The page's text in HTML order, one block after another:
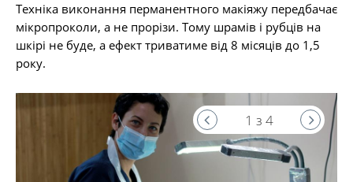
Техніка виконання перманентного макіяжу передбачає
мікропроколи, а не прорізи. Тому шрамів і рубців на
шкірі не буде, а ефект триватиме від 8 місяців до 1,5
року.
1 з 4